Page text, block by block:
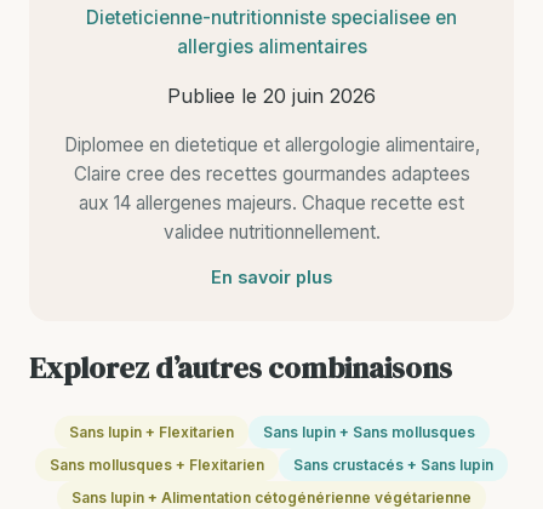
Dieteticienne-nutritionniste specialisee en
allergies alimentaires
Publiee le 20 juin 2026
Diplomee en dietetique et allergologie alimentaire,
Claire cree des recettes gourmandes adaptees
aux 14 allergenes majeurs. Chaque recette est
validee nutritionnellement.
En savoir plus
Explorez d’autres combinaisons
Sans lupin + Flexitarien
Sans lupin + Sans mollusques
Sans mollusques + Flexitarien
Sans crustacés + Sans lupin
Sans lupin + Alimentation cétogénérienne végétarienne